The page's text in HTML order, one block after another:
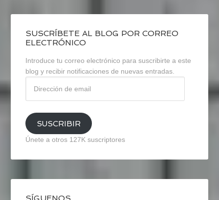
SUSCRÍBETE AL BLOG POR CORREO
ELECTRÓNICO
Introduce tu correo electrónico para suscribirte a este
blog y recibir notificaciones de nuevas entradas.
email
SUSCRIBIR
Únete a otros 127K suscriptores